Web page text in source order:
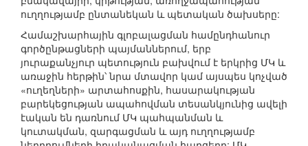
ուղղությամբ ընտանեկան և պետական ծախսերը:
Համաշխարհային գլոբալացման համընդհանուր
գործընթացների պայմաններում, երբ
յուրաքանչյուր պետություն բախվում է երկրից ՄԿ և
առաջին հերթին՝ նրա մտավոր կամ այսպես կոչված
«ուղեղների» արտահոսքին, հասարակության
բարեկեցության ապահովման տեսանկյունից ավելի
էական են դառնում ՄԿ պահպանման և
կուտակման, զարգացման և այդ ուղղությամբ